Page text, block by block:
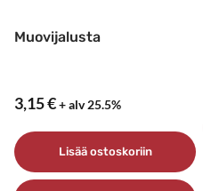
Muovijalusta
3,15€+ alv 25.5%
Lisää ostoskoriin